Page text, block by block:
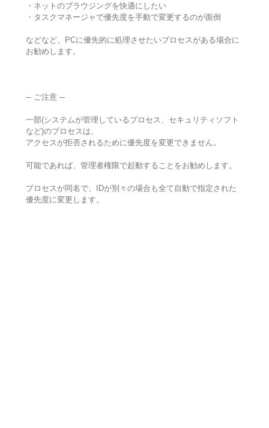
・ネットのブラウジングを快適にしたい
・タスクマネージャで優先度を手動で変更するのが面倒
などなど、PCに優先的に処理させたいプロセスがある場合に
お勧めします。
─ ご注意 ─
一部(システムが管理しているプロセス、セキュリティソフト
など)のプロセスは、
アクセスが拒否されるために優先度を変更できません。
可能であれば、管理者権限で起動することをお勧めします。
プロセスが同名で、IDが別々の場合も全て自動で指定された
優先度に変更します。